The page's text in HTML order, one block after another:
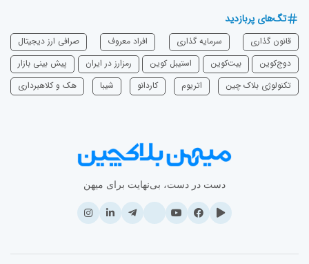
تگ‌های پربازدید
قانون گذاری سرمایه‌ گذاری افراد معروف
صرافی ارز دیجیتال
دوج‌کوین
بیت‌کوین استیبل کوین رمزارز در ایران
پیش بینی بازار
تکنولوژی بلاک چین
اتریوم ‌کاردانو شیبا هک و کلاهبرداری
دست در دست، بی‌نهایت برای میهن